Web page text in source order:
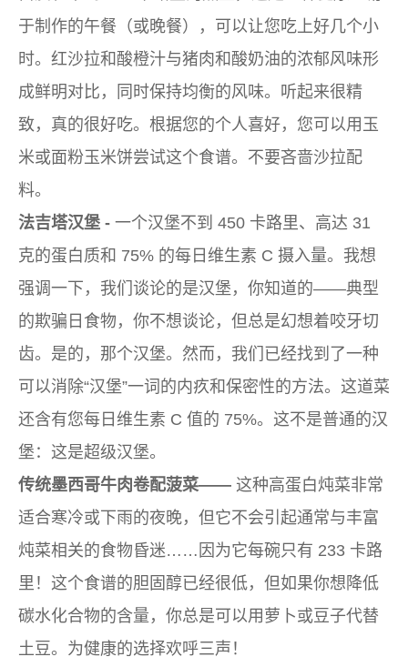
于制作的午餐（或晚餐），可以让您吃上好几个小
时。红沙拉和酸橙汁与猪肉和酸奶油的浓郁风味形
成鲜明对比，同时保持均衡的风味。听起来很精
致，真的很好吃。根据您的个人喜好，您可以用玉
米或面粉玉米饼尝试这个食谱。不要吝啬沙拉配
料。
法吉塔汉堡 - 一个汉堡不到 450 卡路里、高达 31
克的蛋白质和 75% 的每日维生素 C 摄入量。我想
强调一下，我们谈论的是汉堡，你知道的——典型
的欺骗日食物，你不想谈论，但总是幻想着咬牙切
齿。是的，那个汉堡。然而，我们已经找到了一种
可以消除“汉堡”一词的内疚和保密性的方法。这道菜
还含有您每日维生素 C 值的 75%。这不是普通的汉
堡：这是超级汉堡。
传统墨西哥牛肉卷配菠菜—— 这种高蛋白炖菜非常
适合寒冷或下雨的夜晚，但它不会引起通常与丰富
炖菜相关的食物昏迷……因为它每碗只有 233 卡路
里！这个食谱的胆固醇已经很低，但如果你想降低
碳水化合物的含量，你总是可以用萝卜或豆子代替
土豆。为健康的选择欢呼三声！